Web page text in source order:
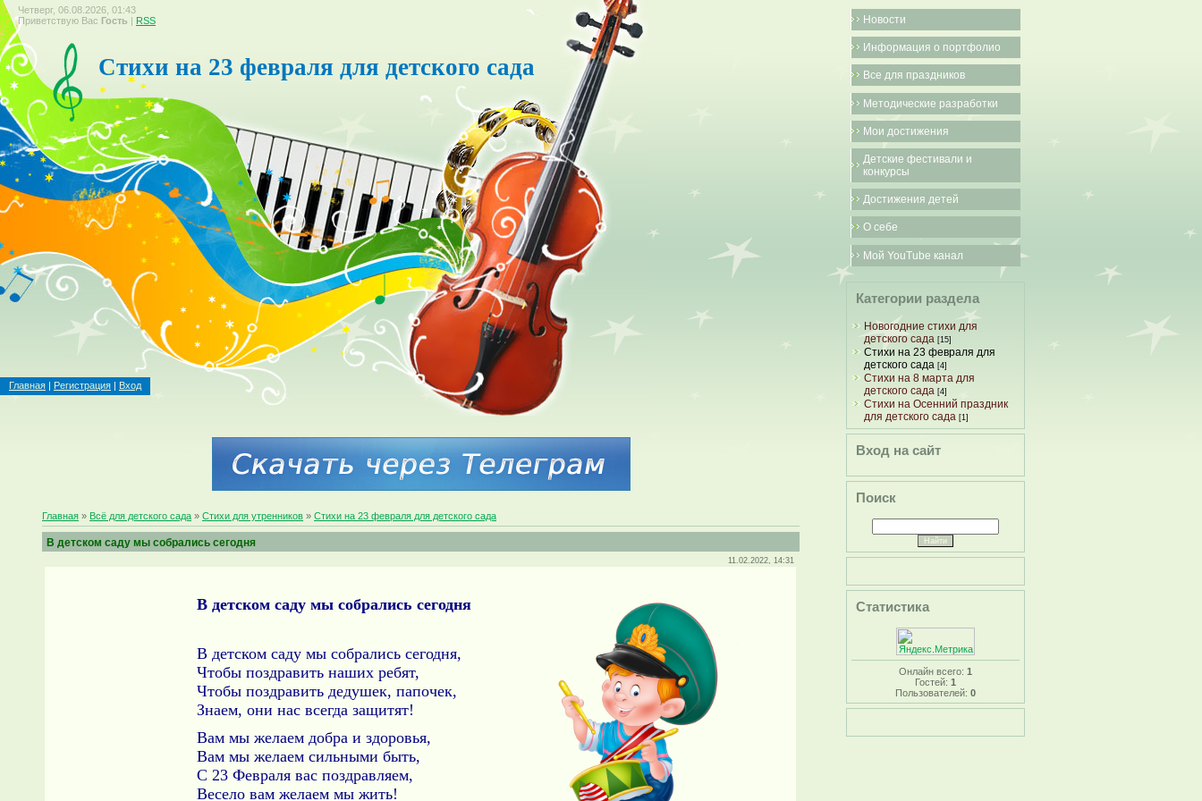
Четверг, 06.08.2026, 01:43
Приветствую Вас Гость | RSS
Стихи на 23 февраля для детского сада
Главная | Регистрация | Вход
Главная » Всё для детского сада »Стихи для утренников »Стихи на 23 февраля для детского сада
В детском саду мы собрались сегодня
11.02.2022, 14:31
В детском саду мы собрались сегодня
В детском саду мы собрались сегодня,
Чтобы поздравить наших ребят,
Чтобы поздравить дедушек, папочек,
Знаем, они нас всегда защитят!
Вам мы желаем добра и здоровья,
Вам мы желаем сильными быть,
С 23 Февраля вас поздравляем,
Весело вам желаем мы жить!
Новости
Информация о портфолио
Все для праздников
Методические разработки
Мои достижения
Детские фестивали и
конкурсы
Достижения детей
О себе
Мой YouTube канал
Категории раздела
Новогодние стихи для
детского сада [15]
Стихи на 23 февраля для
детского сада [4]
Стихи на 8 марта для
детского сада [4]
Стихи на Осенний праздник
для детского сада [1]
Вход на сайт
Поиск
Статистика
Онлайн всего: 1
Гостей: 1
Пользователей: 0